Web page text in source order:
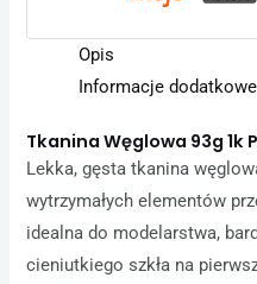
Opis
Informacje dodatkowe
Tkanina Węglowa 93g 1k
Lekka, gęsta tkanina
wytrzymałych elementów
idealna do modelarstwa,
cieniutkiego szkła na